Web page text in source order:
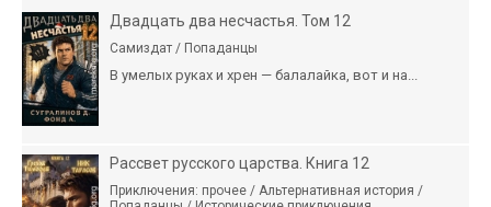
Двадцать два несчастья. Том 12
Самиздат / Попаданцы
В умелых руках и хрен — балалайка, вот и на...
Рассвет русского царства. Книга 12
Приключения: прочее / Альтернативная история /